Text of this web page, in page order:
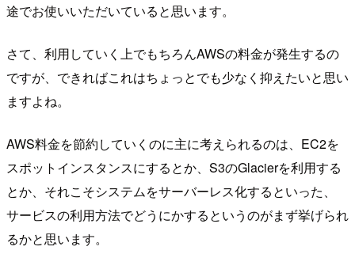
途でお使いいただいていると思います。
さて、利用していく上でもちろんAWSの料金が発生するの
ですが、できればこれはちょっとでも少なく抑えたいと思い
ますよね。
AWS料金を節約していくのに主に考えられるのは、EC2を
スポットインスタンスにするとか、S3のGlacierを利用する
とか、それこそシステムをサーバーレス化するといった、
サービスの利用方法でどうにかするというのがまず挙げられ
るかと思います。